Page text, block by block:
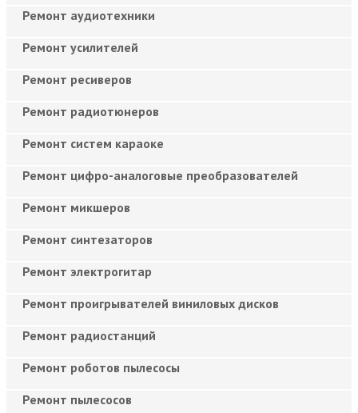
Ремонт аудиотехники
Ремонт усилителей
Ремонт ресиверов
Ремонт радиотюнеров
Ремонт систем караоке
Ремонт цифро-аналоговые преобразователей
Ремонт микшеров
Ремонт синтезаторов
Ремонт электрогитар
Ремонт проигрывателей виниловых дисков
Ремонт радиостанций
Ремонт роботов пылесосы
Ремонт пылесосов